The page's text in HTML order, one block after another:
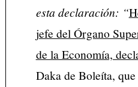
esta declaración: “
jefe del Órgano
de la Economía,
Daka de Boleíta,